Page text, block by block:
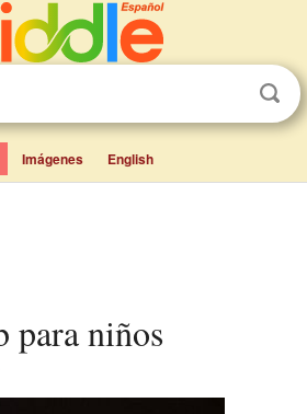
Imágenes English
para niños